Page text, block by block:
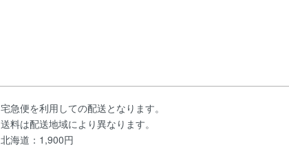
宅急便を利用しての配送となります。
送料は配送地域により異なります。
北海道：1,900円